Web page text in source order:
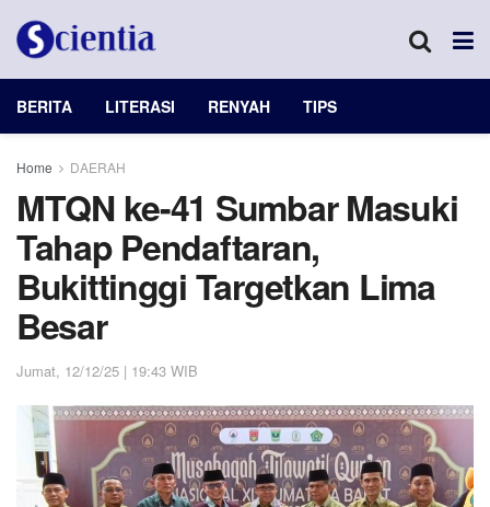
BERITA LITERASI RENYAH TIPS
Home DAERAH
MTQN ke-41 Sumbar Masuki
Tahap Pendaftaran,
Bukittinggi Targetkan Lima
Besar
Jumat, 12/12/25 | 19:43 WIB